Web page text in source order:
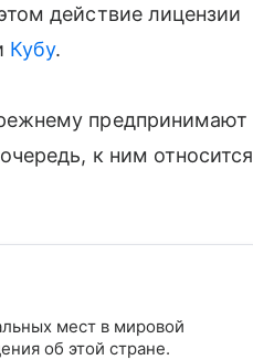
действие лицензии
Кубу.
предпринимают
к ним относится
мест в мировой
об этой стране.